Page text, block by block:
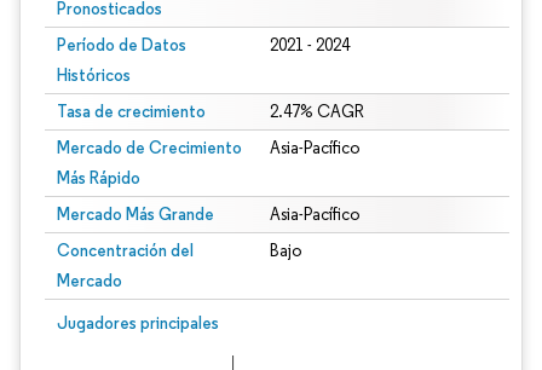
Pronosticados
Período de Datos
Históricos
2021 - 2024
Tasa de crecimiento 2.47% CAGR
Mercado de Crecimiento
Más Rápido
Asia-Pacífico
Mercado Más Grande Asia-Pacífico
Concentración del
Mercado
Bajo
Jugadores principales
Imagen © Mordor Intelligence. El uso requiere atribución según CC BY 4.0.